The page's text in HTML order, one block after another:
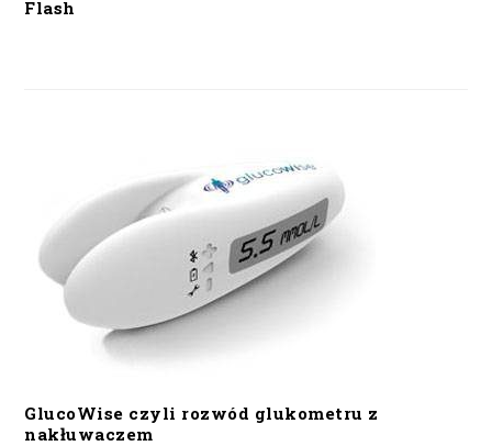
Flash
GlucoWise czyli rozwód glukometru z
nakłuwaczem